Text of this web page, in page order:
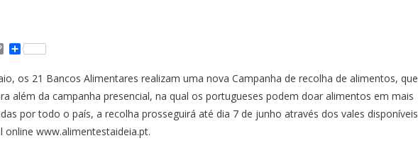
C
o
p
y
L
i
n
k
S
h
r
e
os 21 Bancos Alimentares realizam uma nova Campanha de recolha de alimentos, que
além da campanha presencial, na qual os portugueses podem doar alimentos em mais
por todo o país, a recolha prosseguirá até dia 7 de junho através dos vales disponíveis
www.alimentestaideia.pt.